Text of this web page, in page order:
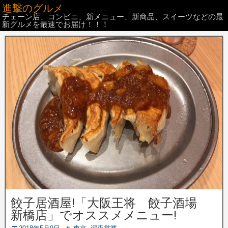
進撃のグルメ
チェーン店、コンビニ、新メニュー、新商品、スイーツなどの最
新グルメを最速でお届け！！！
餃子居酒屋!「大阪王将 餃子酒場
新橋店」でオススメメニュー!